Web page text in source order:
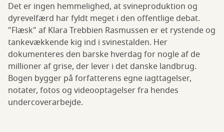
Det er ingen hemmelighed, at svineproduktion og
dyrevelfærd har fyldt meget i den offentlige debat.
"Flæsk" af Klara Trebbien Rasmussen er et rystende og
tankevækkende kig ind i svinestalden. Her
dokumenteres den barske hverdag for nogle af de
millioner af grise, der lever i det danske landbrug.
Bogen bygger på forfatterens egne iagttagelser,
notater, fotos og videooptagelser fra hendes
undercoverarbejde.